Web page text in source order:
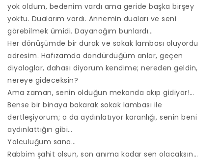
yok oldum, bedenim vardı ama geride başka birşey
yoktu. Dualarım vardı. Annemin duaları ve seni
görebilmek ümidi. Dayanağım bunlardı…
Her dönüşümde bir durak ve sokak lambası oluyordu
adresim. Hafızamda döndürdüğüm anlar, geçen
diyaloglar, dahası diyorum kendime; nereden geldin,
nereye gideceksin?
Ama zaman, senin olduğun mekanda akıp gidiyor!…
Bense bir binaya bakarak sokak lambası ile
dertleşiyorum; o da aydınlatıyor karanlığı, senin beni
aydınlattığın gibi…
Yolculuğum sana…
Rabbim şahit olsun, son anıma kadar sen olacaksın…